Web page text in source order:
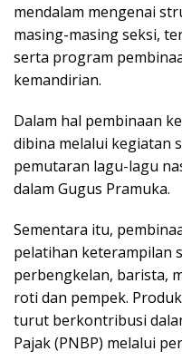
mendalam mengenai
masing-masing seksi,
serta program
kemandirian.
Dalam hal pembinaan
dibina melalui kegiatan
pemutaran lagu-lagu
dalam Gugus Pramuka.
Sementara itu,
pelatihan keterampilan
perbengkelan, barista,
roti dan pempek.
turut berkontribusi
Pajak (PNBP) melalui